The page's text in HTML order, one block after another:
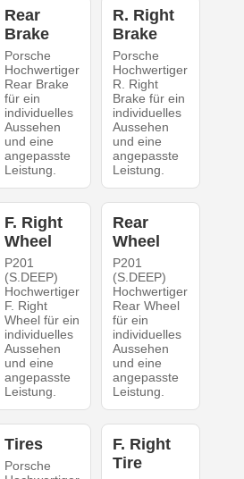
Rear
Brake
Porsche
Hochwertiger
Rear Brake
für ein
individuelles
Aussehen
und eine
angepasste
Leistung.
R. Right
Brake
Porsche
Hochwertiger
R. Right
Brake für ein
individuelles
Aussehen
und eine
angepasste
Leistung.
F. Right
Wheel
P201
(S.DEEP)
Hochwertiger
F. Right
Wheel für ein
individuelles
Aussehen
und eine
angepasste
Leistung.
Rear
Wheel
P201
(S.DEEP)
Hochwertiger
Rear Wheel
für ein
individuelles
Aussehen
und eine
angepasste
Leistung.
Tires
Porsche
F. Right
Tire